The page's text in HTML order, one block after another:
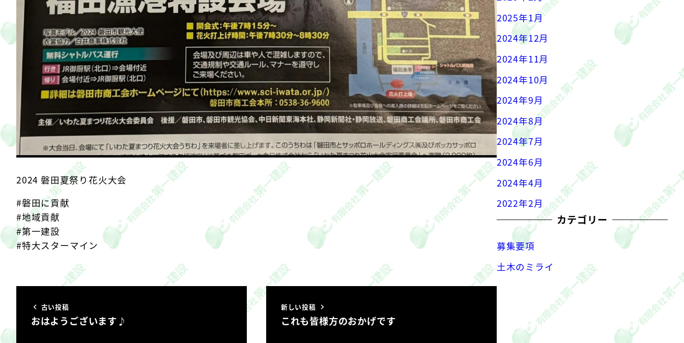
2024 磐田夏祭り花火大会
#磐田に貢献
#地域貢献
#第一建設
#特大スターマイン
古い投稿
おはようございます♪
新しい投稿
これも皆様方のおかげです
2025年1月
2024年12月
2024年11月
2024年10月
2024年9月
2024年8月
2024年7月
2024年6月
2024年4月
2022年2月
カテゴリー
募集要項
土木のミライ